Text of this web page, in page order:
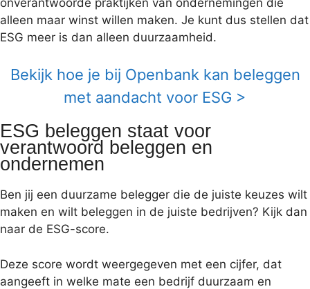
alleen maar winst willen maken. Je kunt dus stellen dat
ESG meer is dan alleen duurzaamheid.
Bekijk hoe je bij Openbank kan beleggen
met aandacht voor ESG >
ESG beleggen staat voor
verantwoord beleggen en
ondernemen
Ben jij een duurzame belegger die de juiste keuzes wilt
maken en wilt beleggen in de juiste bedrijven? Kijk dan
naar de ESG-score.
Deze score wordt weergegeven met een cijfer, dat
aangeeft in welke mate een bedrijf duurzaam en